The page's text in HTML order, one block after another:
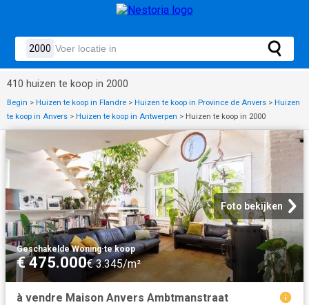
410 huizen te koop in 2000
Begin > Huizen te koop in Flandre > Huizen te koop in Province de Anvers > Huizen
te koop in Anvers > Huizen te koop in Antwerpen > Huizen te koop in 2000
Foto bekijken
Geschakelde Woning·te koop
€ 475.000€ 3.345/m²
à vendre Maison Anvers Ambtmanstraat